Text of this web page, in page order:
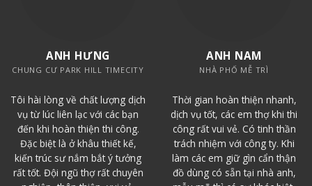
ANH HƯNG
CHUNG CƯ PARK HILL TIMECITY
Tôi hài lòng về chất lượng dịch
vụ từ lúc liên lạc với các bạn
đến khi hoàn thiện thi công.
Đặc biệt là ở khâu thiết kế,
kiến trúc sư nắm bắt ý tưởng
rất tốt. Đội ngũ thợ rất chuyên
ANH NAM
NHÀ PHỐ MỄ TRÌ
Thời gian hoàn thiện nhanh,
dịch vụ tốt, các em thợ khi thi
công rất vui vẻ. Có tinh thần
trách nhiệm với công ty. Khi
làm các em giữ gìn cẩn thận
đồ dùng có sẵn tại nhà anh,